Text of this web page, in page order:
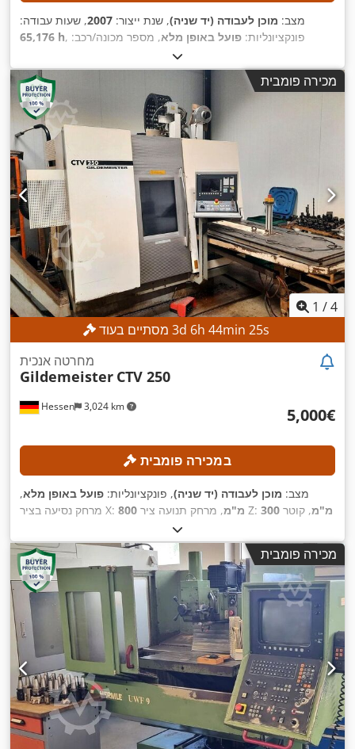
מצב: מוכן לעבודה (יד שניה), שנת ייצור: 2007, שעות עבודה:
65,176 h
, פונקציונליות: פועל באופן מלא, מספר מכונה/רכב:
, אורך עיבוד בחריטה:
מ"מ, מהירות ציר (מקסימלית):5,000 סל"ד , דגם בקר:Siemens
840 D
מכירה פומבית
1 /4
3d 6h 44min 23s
Hessen 3,024 km
מחרטה אנכית
Gildemeister CTV 250
‏5,000 ‏€
במכירה פומבית
מצב: מוכן לעבודה (יד שניה), פונקציונליות: פועל באופן מלא,
מרחק נסיעה בציר X:
800 מ"מ , מרחק תנועה ציר Z: 300 מ"מ, קוטר
, חור ציר ראשי:
במאגזין הכלים:12 ,
מכירה פומבית